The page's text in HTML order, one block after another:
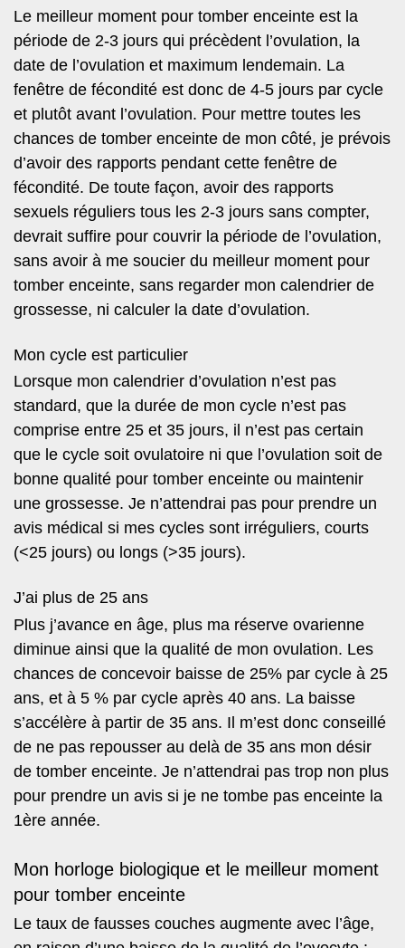
Le meilleur moment pour tomber enceinte est la
période de 2-3 jours qui précèdent l’ovulation, la
date de l’ovulation et maximum lendemain. La
fenêtre de fécondité est donc de 4-5 jours par cycle
et plutôt avant l’ovulation. Pour mettre toutes les
chances de tomber enceinte de mon côté, je prévois
d’avoir des rapports pendant cette fenêtre de
fécondité. De toute façon, avoir des rapports
sexuels réguliers tous les 2-3 jours sans compter,
devrait suffire pour couvrir la période de l’ovulation,
sans avoir à me soucier du meilleur moment pour
tomber enceinte, sans regarder mon calendrier de
grossesse, ni calculer la date d’ovulation.
Mon cycle est particulier
Lorsque mon calendrier d’ovulation n’est pas
standard, que la durée de mon cycle n’est pas
comprise entre 25 et 35 jours, il n’est pas certain
que le cycle soit ovulatoire ni que l’ovulation soit de
bonne qualité pour tomber enceinte ou maintenir
une grossesse. Je n’attendrai pas pour prendre un
avis médical si mes cycles sont irréguliers, courts
(<25 jours) ou longs (>35 jours).
J’ai plus de 25 ans
Plus j’avance en âge, plus ma réserve ovarienne
diminue ainsi que la qualité de mon ovulation. Les
chances de concevoir baisse de 25% par cycle à 25
ans, et à 5 % par cycle après 40 ans. La baisse
s’accélère à partir de 35 ans. Il m’est donc conseillé
de ne pas repousser au delà de 35 ans mon désir
de tomber enceinte. Je n’attendrai pas trop non plus
pour prendre un avis si je ne tombe pas enceinte la
1ère année.
Mon horloge biologique et le meilleur moment
pour tomber enceinte
Le taux de fausses couches augmente avec l’âge,